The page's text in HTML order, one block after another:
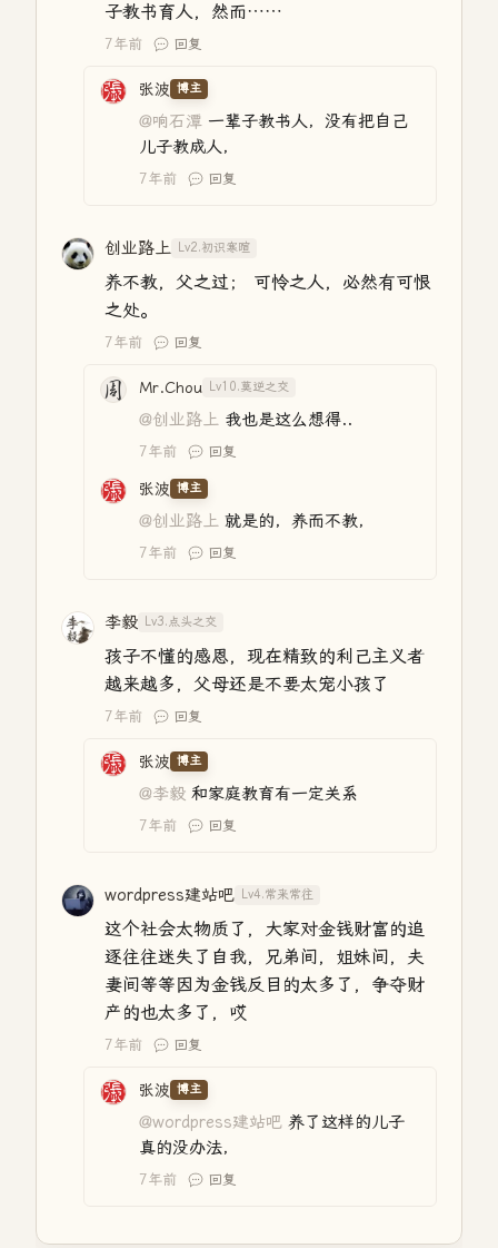
子教书育人，然而……
7年前 回复
张波 博主
@响石潭 一辈子教书人，没有把自己
儿子教成人，
7年前 回复
创业路上 Lv2.初识寒暄
养不教，父之过； 可怜之人，必然有可恨
之处。
7年前 回复
Mr.Chou Lv10.莫逆之交
@创业路上 我也是这么想得..
7年前 回复
张波 博主
@创业路上 就是的，养而不教，
7年前 回复
李毅 Lv3.点头之交
孩子不懂的感恩，现在精致的利己主义者
越来越多，父母还是不要太宠小孩了
7年前 回复
张波 博主
@李毅 和家庭教育有一定关系
7年前 回复
wordpress建站吧 Lv4.常来常往
这个社会太物质了，大家对金钱财富的追
逐往往迷失了自我，兄弟间，姐妹间，夫
妻间等等因为金钱反目的太多了，争夺财
产的也太多了，哎
7年前 回复
张波 博主
@wordpress建站吧 养了这样的儿子
真的没办法，
7年前 回复